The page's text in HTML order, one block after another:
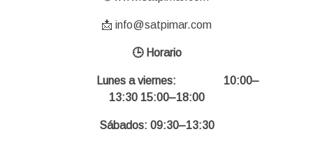
📩 info@satpimar.com
🕒 Horario
Lunes a viernes:
10:00–
13:30 15:00–18:00
Sábados: 09:30–13:30